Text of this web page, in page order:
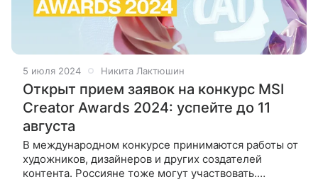
5 июля 2024 Никита Лактюшин
Открыт прием заявок на конкурс MSI
Creator Awards 2024: успейте до 11
августа
В международном конкурсе принимаются работы от
художников, дизайнеров и других создателей
контента. Россияне тоже могут участвовать.